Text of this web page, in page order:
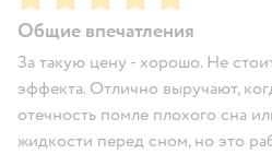
Общие впечатления
За такую цену - хорошо. Не
эффекта. Отлично выручают,
отечность помле плохого сна
жидкости перед сном, но это